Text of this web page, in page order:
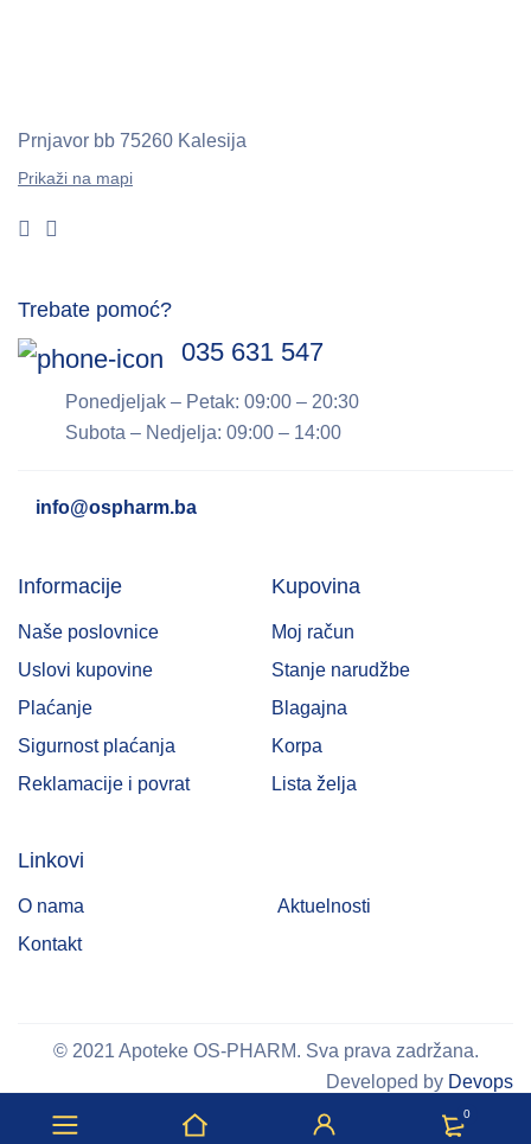
0
Prnjavor bb 75260 Kalesija
Prikaži na mapi
Trebate pomoć?
035 631 547
Ponedjeljak – Petak: 09:00 – 20:30
Subota – Nedjelja: 09:00 – 14:00
info@ospharm.ba
Informacije
Naše poslovnice
Uslovi kupovine
Plaćanje
Sigurnost plaćanja
Reklamacije i povrat
Kupovina
Moj račun
Stanje narudžbe
Blagajna
Korpa
Lista želja
Linkovi
O nama
Aktuelnosti
Kontakt
© 2021 Apoteke OS-PHARM. Sva prava zadržana.
Developed by Devops